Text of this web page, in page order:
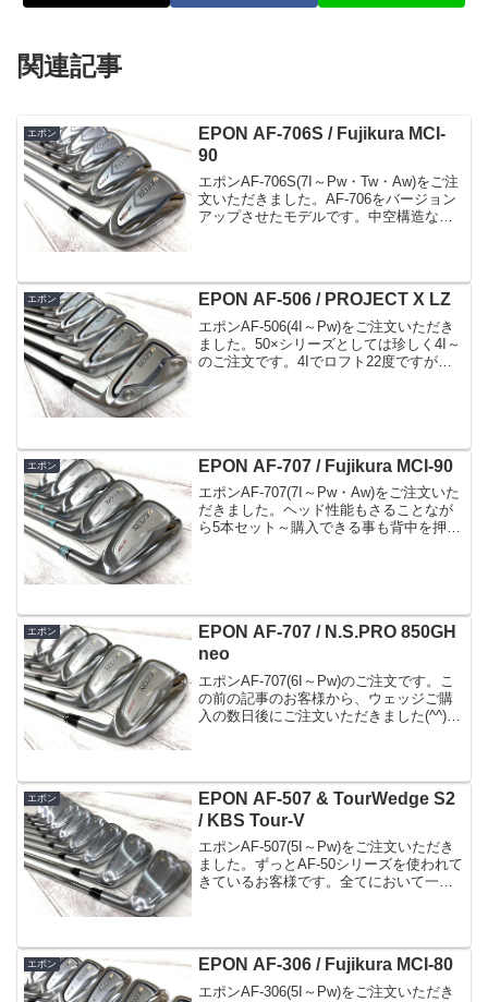
関連記事
エポン
EPON AF-706S / Fujikura MCI-
90
エポンAF-706S(7I～Pw・Tw・Aw)をご注
文いただきました。AF-706をバージョン
アップさせたモデルです。中空構造なの
れ...
エポン EPON AF-506 / PROJECT X LZ
エポンAF-506(4I～Pw)をご注文いただき
ました。50×シリーズとしては珍しく4I～
のご注文です。4Iでロフト22度ですがト
エポン EPON AF-707 / Fujikura MCI-90
エポンAF-707(7I～Pw・Aw)をご注文いた
だきました。ヘッド性能もさることなが
ら5本セット～購入できる事も背中を押し
エポン
EPON AF-707 / N.S.PRO 850GH
neo
エポンAF-707(6I～Pw)のご注文です。こ
の前の記事のお客様から、ウェッジご購
入の数日後にご注文いただきました(^^)本
エポン
EPON AF-507 & TourWedge S2
/ KBS Tour-V
エポンAF-507(5I～Pw)をご注文いただき
ました。ずっとAF-50シリーズを使われて
きているお客様です。全てにおいて一番
ツ...
エポン EPON AF-306 / Fujikura MCI-80
エポンAF-306(5I～Pw)をご注文いただき